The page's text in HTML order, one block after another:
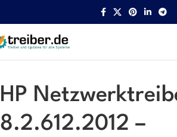
Startseite HP Netzwerk
HP
8.2.612.2012 –